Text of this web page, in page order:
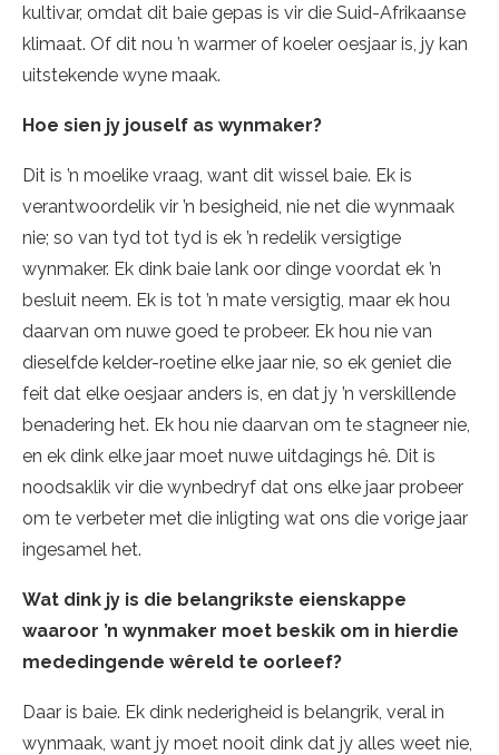
kultivar, omdat dit baie gepas is vir die Suid-Afrikaanse
klimaat. Of dit nou ’n warmer of koeler oesjaar is, jy kan
uitstekende wyne maak.
Hoe sien jy jouself as wynmaker?
Dit is ’n moelike vraag, want dit wissel baie. Ek is
verantwoordelik vir ’n besigheid, nie net die wynmaak
nie; so van tyd tot tyd is ek ’n redelik versigtige
wynmaker. Ek dink baie lank oor dinge voordat ek ’n
besluit neem. Ek is tot ’n mate versigtig, maar ek hou
daarvan om nuwe goed te probeer. Ek hou nie van
dieselfde kelder-roetine elke jaar nie, so ek geniet die
feit dat elke oesjaar anders is, en dat jy ’n verskillende
benadering het. Ek hou nie daarvan om te stagneer nie,
en ek dink elke jaar moet nuwe uitdagings hê. Dit is
noodsaklik vir die wynbedryf dat ons elke jaar probeer
om te verbeter met die inligting wat ons die vorige jaar
ingesamel het.
Wat dink jy is die belangrikste eienskappe
waaroor ’n wynmaker moet beskik om in hierdie
mededingende wêreld te oorleef?
Daar is baie. Ek dink nederigheid is belangrik, veral in
wynmaak, want jy moet nooit dink dat jy alles weet nie,